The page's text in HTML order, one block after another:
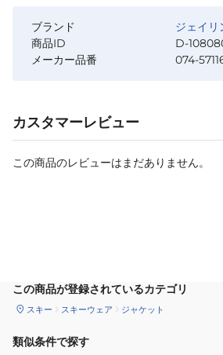
ブランド
ジェイリ
商品ID
D-
メーカー品番
074-
カスタマーレビュー
この商品のレビューはまだありません。
この商品が登録されているカテゴリ
スキー スキーウェア ジャケット
類似条件で探す